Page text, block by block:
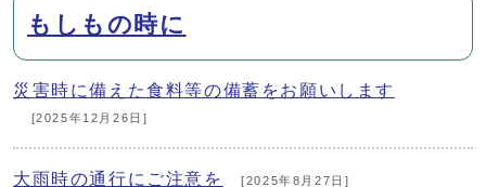
メインメニュー
もしもの時に
災害時に備えた食料等の備蓄をお願いします
[2025年12月26日]
大雨時の通行にご注意を [2025年8月27日]